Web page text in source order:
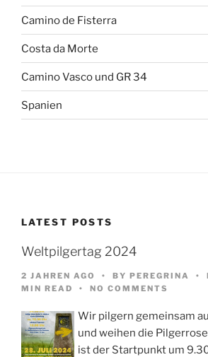
Camino de Fisterra
Costa da Morte
Camino Vasco und GR 34
Spanien
LATEST POSTS
Weltpilgertag 2024
2 JAHREN AGO BY PEREGRINA
MIN READ
NO COMMENTS
Wir pilgern gemeinsam
und weihen die
ist der Startpunkt um